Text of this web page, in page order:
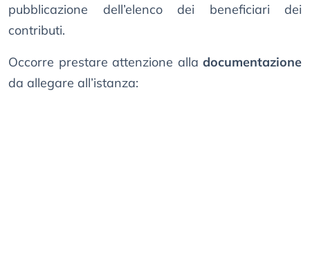
pubblicazione dell’elenco dei beneficiari dei
contributi.
Occorre prestare attenzione alla documentazione
da allegare all’istanza: